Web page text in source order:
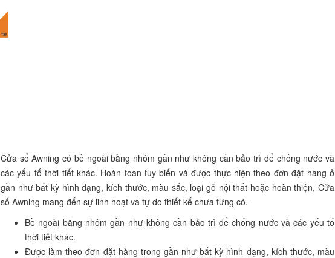
Cửa sổ Awning có bề ngoài bằng nhôm gần như không cần bảo trì để chống nước và
các yếu tố thời tiết khác. Hoàn toàn tùy biến và được thực hiện theo đơn đặt hàng ở
gần như bất kỳ hình dạng, kích thước, màu sắc, loại gỗ nội thất hoặc hoàn thiện, Cửa
sổ Awning mang đến sự linh hoạt và tự do thiết kế chưa từng có.
Bề ngoài bằng nhôm gần như không cần bảo trì để chống nước và các yếu tố
thời tiết khác.
Được làm theo đơn đặt hàng trong gần như bất kỳ hình dạng, kích thước, màu